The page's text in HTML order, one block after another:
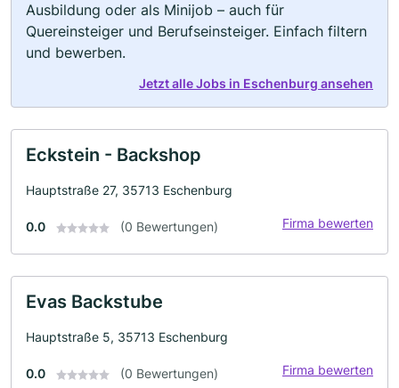
Ausbildung oder als Minijob – auch für
Quereinsteiger und Berufseinsteiger. Einfach filtern
und bewerben.
Jetzt alle Jobs in Eschenburg ansehen
Eckstein - Backshop
Hauptstraße 27, 35713 Eschenburg
0.0 (0 Bewertungen) Firma bewerten
Evas Backstube
Hauptstraße 5, 35713 Eschenburg
0.0 (0 Bewertungen) Firma bewerten